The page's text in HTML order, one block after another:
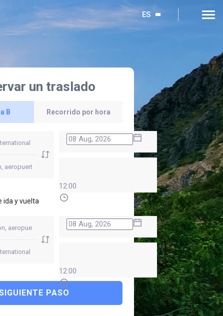
ES
un traslado
B Recorrido por hora
12:00
ida y vuelta
12:00
PASO